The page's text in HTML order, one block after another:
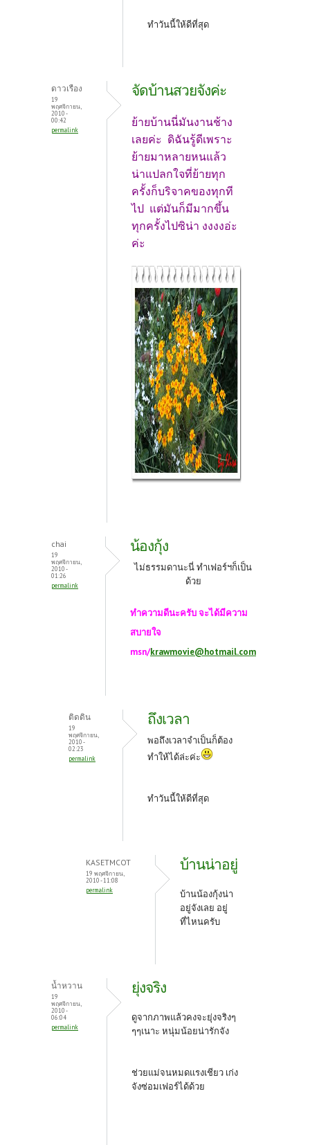
ทำวันนี้ให้ดีที่สุด
ดาวเรือง
19
พฤศจิกายน,
2010 -
00:42
permalink
จัดบ้านสวยจังค่ะ
ย้ายบ้านนี่มันงานช้าง
เลยค่ะ ดิฉันรู้ดีเพราะ
ย้ายมาหลายหนแล้ว
น่าแปลกใจที่ย้ายทุก
ครั้งก็บริจาคของทุกที
ไป แต่มันก็มีมากขึ้น
ทุกครั้งไปซิน่า งงงงอ่ะ
ค่ะ
chai
19
พฤศจิกายน,
2010 -
01:26
permalink
น้องกุ้ง
ไม่ธรรมดานะนี่ ทำเฟอร์ฯก็เป็น
ด้วย
ทำความดีนะครับ จะได้มีความ
สบายใจ
msn/krawmovie@hotmail.com
ติดดิน
19
พฤศจิกายน,
2010 -
02:23
permalink
ถึงเวลา
พอถึงเวลาจำเป็นก็ต้อง
ทำให้ได้ล่ะค่ะ
ทำวันนี้ให้ดีที่สุด
KASETMCOT
19 พฤศจิกายน,
2010 - 11:08
permalink
บ้านน่าอยู่
บ้านน้องกุ้งน่า
อยู่จังเลย อยู่
ที่ไหนครับ
น้ำหวาน
19
พฤศจิกายน,
2010 -
06:04
permalink
ยุ่งจริง
ดูจากภาพแล้วคงจะยุ่งจริงๆ
ๆๆเนาะ หนุ่มน้อยน่ารักจัง
ช่วยแม่จนหมดแรงเชียว เก่ง
จังซ่อมเฟอร์ได้ด้วย